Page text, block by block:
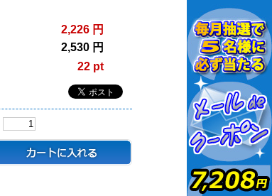
2,226 円
2,530 円
22 pt